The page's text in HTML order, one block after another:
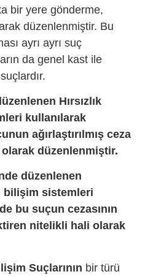
bir yere gönderme,
düzenlenmiştir. Bu
ayrı ayrı suç
da genel kast ile
Hırsızlık
kullanılarak
ağırlaştırılmış ceza
düzenlenmiştir.
düzenlenen
bilişim sistemleri
bu suçun cezasının
nitelikli hali olarak
Suçlarının bir türü